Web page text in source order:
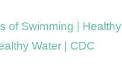
of Swimming | Healthy
Water | CDC